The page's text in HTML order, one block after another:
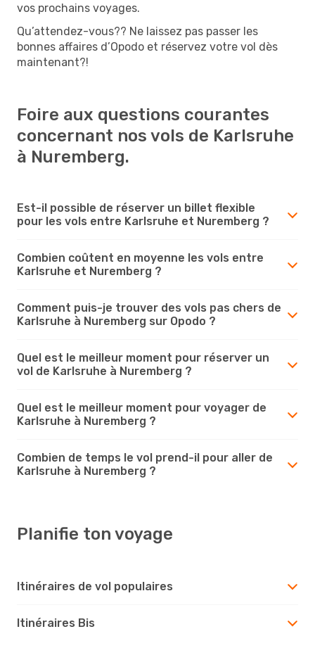
vos prochains voyages.
Qu’attendez-vous?? Ne laissez pas passer les
bonnes affaires d’Opodo et réservez votre vol dès
maintenant?!
Foire aux questions courantes
concernant nos vols de Karlsruhe
à Nuremberg.
Est-il possible de réserver un billet flexible
pour les vols entre Karlsruhe et Nuremberg ?
Combien coûtent en moyenne les vols entre
Karlsruhe et Nuremberg ?
Comment puis-je trouver des vols pas chers de
Karlsruhe à Nuremberg sur Opodo ?
Quel est le meilleur moment pour réserver un
vol de Karlsruhe à Nuremberg ?
Quel est le meilleur moment pour voyager de
Karlsruhe à Nuremberg ?
Combien de temps le vol prend-il pour aller de
Karlsruhe à Nuremberg ?
Planifie ton voyage
Itinéraires de vol populaires
Itinéraires Bis